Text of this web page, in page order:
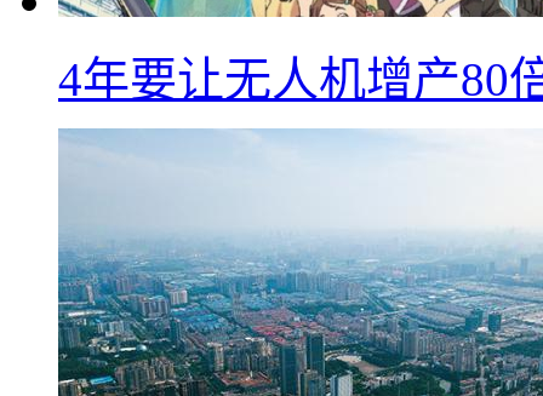
4年要让无人机增产80